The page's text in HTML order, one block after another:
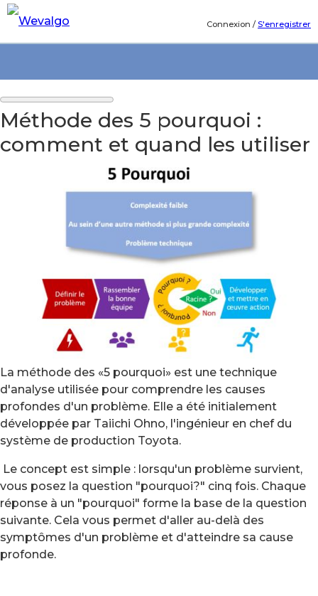
Connexion /S'enregistrer
Méthode des 5 pourquoi :
comment et quand les utiliser
La méthode des «5 pourquoi» est une technique
d'analyse utilisée pour comprendre les causes
profondes d'un problème. Elle a été initialement
développée par Taiichi Ohno, l'ingénieur en chef du
système de production Toyota.
Le concept est simple : lorsqu'un problème survient,
vous posez la question "pourquoi?" cinq fois. Chaque
réponse à un "pourquoi" forme la base de la question
suivante. Cela vous permet d'aller au-delà des
symptômes d'un problème et d'atteindre sa cause
profonde.